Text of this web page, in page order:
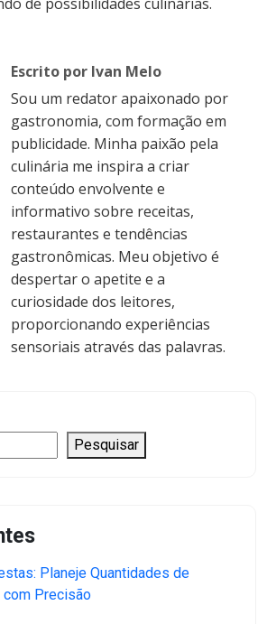
de possibilidades culinárias.
Escrito por Ivan Melo
Sou um redator apaixonado por
gastronomia, com formação em
publicidade. Minha paixão pela
culinária me inspira a criar
conteúdo envolvente e
informativo sobre receitas,
restaurantes e tendências
gastronômicas. Meu objetivo é
despertar o apetite e a
curiosidade dos leitores,
proporcionando experiências
sensoriais através das palavras.
Pesquisar
Planeje Quantidades de
com Precisão